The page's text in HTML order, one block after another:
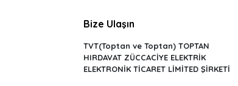
Bize Ulaşın
TVT(Toptan ve Toptan) TOPTAN
HIRDAVAT ZÜCCACİYE ELEKTRİK
ELEKTRONİK TİCARET LİMİTED ŞİRKETİ